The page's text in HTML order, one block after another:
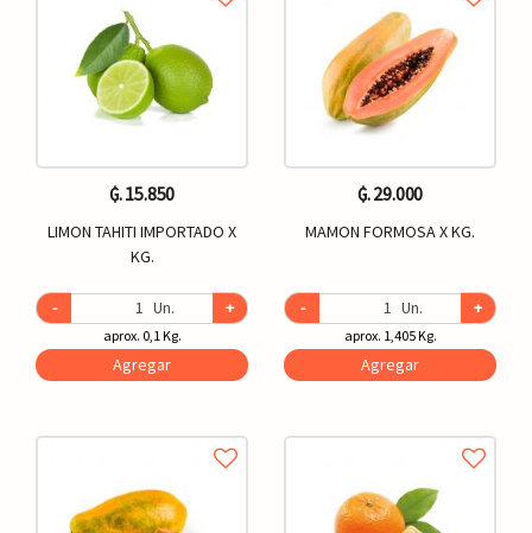
₲. 15.850
LIMON TAHITI IMPORTADO X
KG.
- Un. +
aprox. 0,1 Kg.
Agregar
₲. 29.000
MAMON FORMOSA X KG.
- Un. +
aprox. 1,405 Kg.
Agregar